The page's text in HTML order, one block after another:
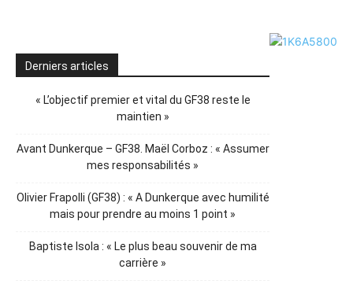
Derniers articles
« L’objectif premier et vital du GF38 reste le
maintien »
Avant Dunkerque – GF38. Maël Corboz : « Assumer
mes responsabilités »
Olivier Frapolli (GF38) : « A Dunkerque avec humilité
mais pour prendre au moins 1 point »
Baptiste Isola : « Le plus beau souvenir de ma
carrière »